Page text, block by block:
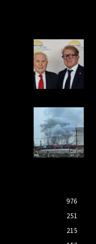
976
251
215